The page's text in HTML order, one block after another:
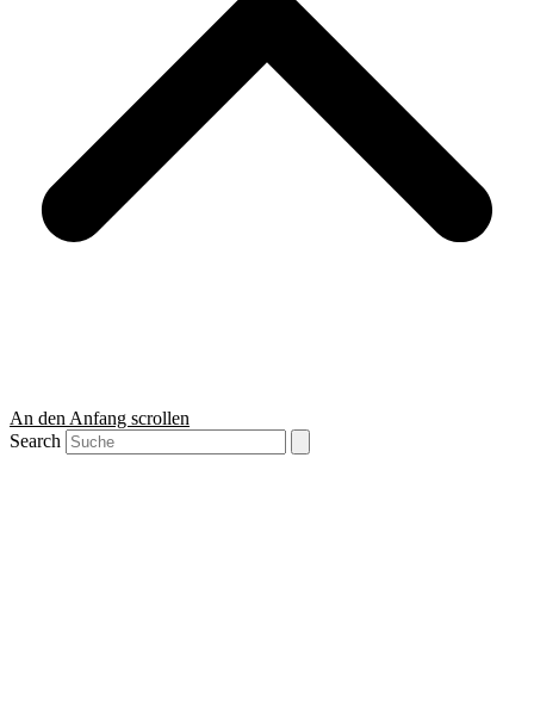
An den Anfang scrollen
Search